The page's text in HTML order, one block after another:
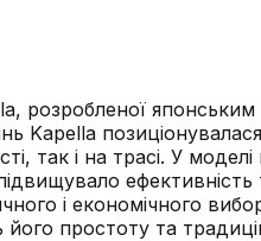
розробленої
Kapella
так і на трасі. У
ефективність
і економічного
простоту та